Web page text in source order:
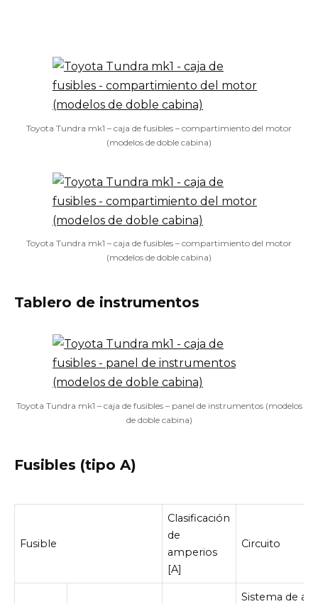
Toyota Tundra mk1 – caja de fusibles – compartimiento del motor
(modelos de doble cabina)
Toyota Tundra mk1 – caja de fusibles – compartimiento del motor
(modelos de doble cabina)
Tablero de instrumentos
Toyota Tundra mk1 – caja de fusibles – panel de instrumentos (modelos
de doble cabina)
Fusibles (tipo A)
Fusible
Clasificación
de
amperios
[A]
Circuito
Sistema de